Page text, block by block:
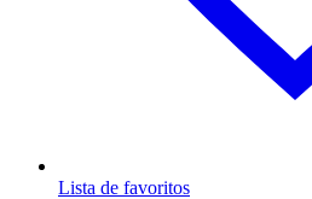
Lista de favoritos